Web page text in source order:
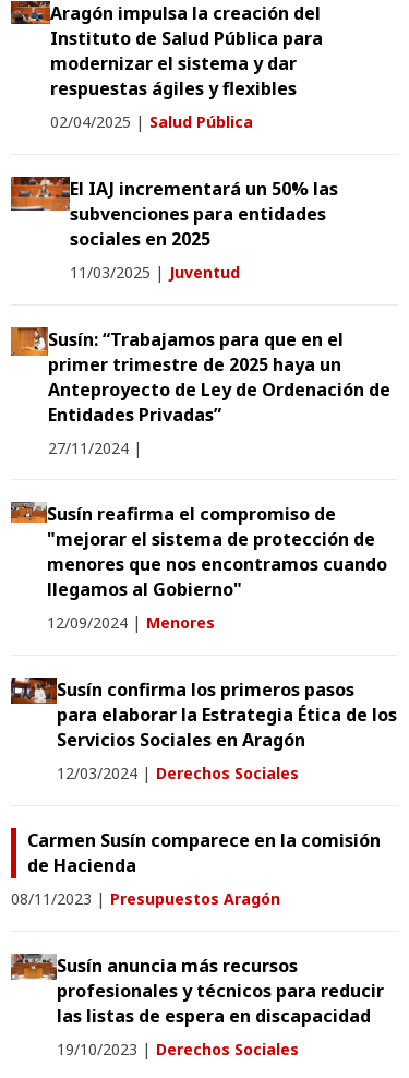
Aragón impulsa la creación del
Instituto de Salud Pública para
modernizar el sistema y dar
respuestas ágiles y flexibles
02/04/2025 | Salud Pública
El IAJ incrementará un 50% las
subvenciones para entidades
sociales en 2025
11/03/2025 | Juventud
Susín: “Trabajamos para que en el
primer trimestre de 2025 haya un
Anteproyecto de Ley de Ordenación de
Entidades Privadas”
27/11/2024 |
Susín reafirma el compromiso de
"mejorar el sistema de protección de
menores que nos encontramos cuando
llegamos al Gobierno"
12/09/2024 | Menores
Susín confirma los primeros pasos
para elaborar la Estrategia Ética de los
Servicios Sociales en Aragón
12/03/2024 | Derechos Sociales
Carmen Susín comparece en la comisión
de Hacienda
08/11/2023 | Presupuestos Aragón
Susín anuncia más recursos
profesionales y técnicos para reducir
las listas de espera en discapacidad
19/10/2023 | Derechos Sociales